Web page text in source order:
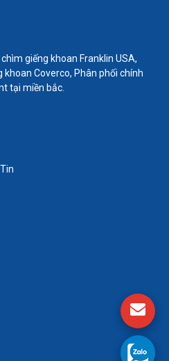
của máy bơm hóa
trọng trong một máy bơm
quả và đáng tin
đối với hiệu suất tổng
của bạn…
giếng khoan Franklin USA,
Coverco, Phân phối chính
tại miền bắc.